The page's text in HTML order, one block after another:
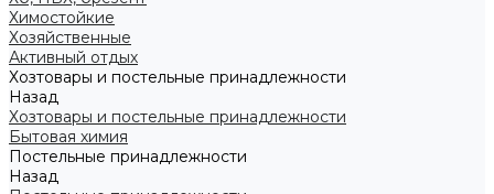
Химостойкие
Хозяйственные
Активный отдых
Хозтовары и постельные принадлежности
Назад
Хозтовары и постельные принадлежности
Бытовая химия
Постельные принадлежности
Назад